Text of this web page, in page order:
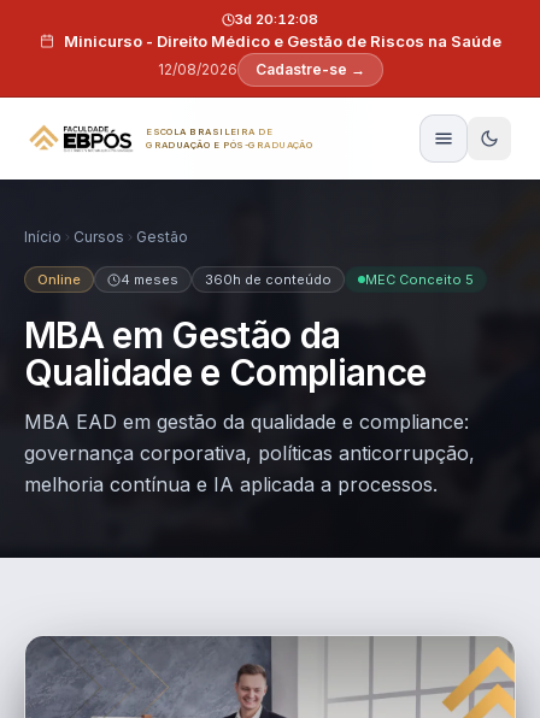
Minicurso - Direito Médico e Gestão de Riscos na Saúde
12/08/2026
3d 20:12:07
Cadastre-se →
ESCOLA BRASILEIRA DE
GRADUAÇÃO E PÓS-GRADUAÇÃO
Início Cursos Gestão
Online 4 meses 360h de conteúdo MEC Conceito 5
MBA em Gestão da
Qualidade e Compliance
MBA EAD em gestão da qualidade e compliance:
governança corporativa, políticas anticorrupção,
melhoria contínua e IA aplicada a processos.